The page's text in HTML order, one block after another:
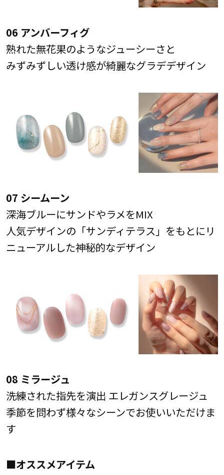
06 アンバーフィグ
熟れた無花果のようなジューシーさと
みずみずしい透け感が綺麗なグラデデザイン
07 シームーン
深海ブルーにサンドやラメをMIX
人気デザインの「サンディテラス」をもとにリ
ニューアルした神秘的なデザイン
08 ミラージュ
洗練された指先を演出 エレガンスグレージュ
季節を問わず様々なシーンでお使いいただけま
す
■オススメアイテム